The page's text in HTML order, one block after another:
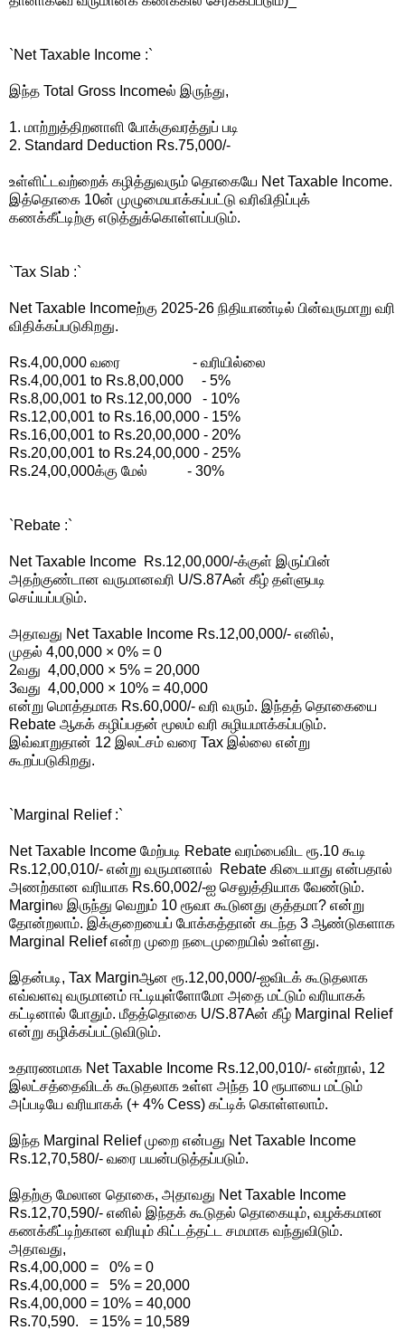
`Net Taxable Income :`
இந்த Total Gross Incomeல் இருந்து,
1. மாற்றுத்திறனாளி போக்குவரத்துப் படி
2. Standard Deduction Rs.75,000/-
உள்ளிட்டவற்றைக் கழித்துவரும் தொகையே Net Taxable Income.
இத்தொகை 10ன் முழுமையாக்கப்பட்டு வரிவிதிப்புக்
கணக்கீட்டிற்கு எடுத்துக்கொள்ளப்படும்.
`Tax Slab :`
Net Taxable Incomeற்கு 2025-26 நிதியாண்டில் பின்வருமாறு வரி
விதிக்கப்படுகிறது.
Rs.4,00,000 வரை - வரியில்லை
Rs.4,00,001 to Rs.8,00,000 - 5%
Rs.8,00,001 to Rs.12,00,000 - 10%
Rs.12,00,001 to Rs.16,00,000 - 15%
Rs.16,00,001 to Rs.20,00,000 - 20%
Rs.20,00,001 to Rs.24,00,000 - 25%
Rs.24,00,000க்கு மேல் - 30%
`Rebate :`
Net Taxable Income Rs.12,00,000/-க்குள் இருப்பின்
அதற்குண்டான வருமானவரி U/S.87Aன் கீழ் தள்ளுபடி
செய்யப்படும்.
அதாவது Net Taxable Income Rs.12,00,000/- எனில்,
முதல் 4,00,000 × 0% = 0
2வது 4,00,000 × 5% = 20,000
3வது 4,00,000 × 10% = 40,000
என்று மொத்தமாக Rs.60,000/- வரி வரும். இந்தத் தொகையை
Rebate ஆகக் கழிப்பதன் மூலம் வரி சுழியமாக்கப்படும்.
இவ்வாறுதான் 12 இலட்சம் வரை Tax இல்லை என்று
கூறப்படுகிறது.
`Marginal Relief :`
Net Taxable Income மேற்படி Rebate வரம்பைவிட ரூ.10 கூடி
Rs.12,00,010/- என்று வருமானால் Rebate கிடையாது என்பதால்
அணற்கான வரியாக Rs.60,002/-ஐ செலுத்தியாக வேண்டும்.
Marginல இருந்து வெறும் 10 ரூவா கூடுனது குத்தமா? என்று
தோன்றலாம். இக்குறையைப் போக்கத்தான் கடந்த 3 ஆண்டுகளாக
Marginal Relief என்ற முறை நடைமுறையில் உள்ளது.
இதன்படி, Tax Marginஆன ரூ.12,00,000/-ஐவிடக் கூடுதலாக
எவ்வளவு வருமானம் ஈட்டியுள்ளோமோ அதை மட்டும் வரியாகக்
கட்டினால் போதும். மீதத்தொகை U/S.87Aன் கீழ் Marginal Relief
என்று கழிக்கப்பட்டுவிடும்.
உதாரணமாக Net Taxable Income Rs.12,00,010/- என்றால், 12
இலட்சத்தைவிடக் கூடுதலாக உள்ள அந்த 10 ரூபாயை மட்டும்
அப்படியே வரியாகக் (+ 4% Cess) கட்டிக் கொள்ளலாம்.
இந்த Marginal Relief முறை என்பது Net Taxable Income
Rs.12,70,580/- வரை பயன்படுத்தப்படும்.
இதற்கு மேலான தொகை, அதாவது Net Taxable Income
Rs.12,70,590/- எனில் இந்தக் கூடுதல் தொகையும், வழக்கமான
கணக்கீட்டிற்கான வரியும் கிட்டத்தட்ட சமமாக வந்துவிடும்.
அதாவது,
Rs.4,00,000 = 0% = 0
Rs.4,00,000 = 5% = 20,000
Rs.4,00,000 = 10% = 40,000
Rs.70,590. = 15% = 10,589